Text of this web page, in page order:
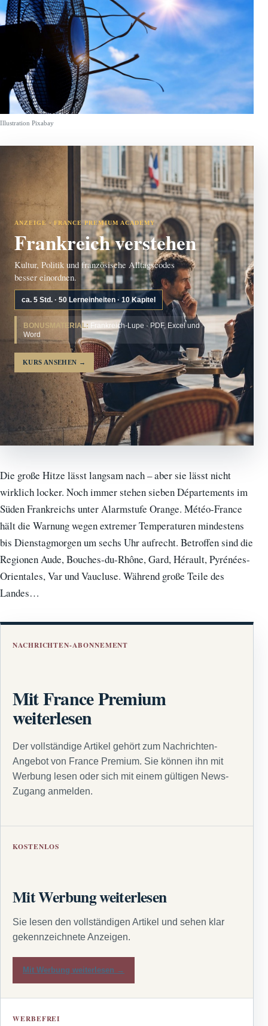
Illustration Pixabay
ANZEIGE · FRANCE PREMIUM ACADEMY
Frankreich verstehen
Kultur, Politik und französische Alltagscodes
besser einordnen.
ca. 5 Std. · 50 Lerneinheiten · 10 Kapitel
BONUSMATERIAL: Frankreich-Lupe · PDF, Excel und
Word
KURS ANSEHEN →
Die große Hitze lässt langsam nach – aber sie lässt nicht
wirklich locker. Noch immer stehen sieben Départements im
Süden Frankreichs unter Alarmstufe Orange. Météo-France
hält die Warnung wegen extremer Temperaturen mindestens
bis Dienstagmorgen um sechs Uhr aufrecht. Betroffen sind die
Regionen Aude, Bouches-du-Rhône, Gard, Hérault, Pyrénées-
Orientales, Var und Vaucluse. Während große Teile des
Landes…
NACHRICHTEN-ABONNEMENT
Mit France Premium
weiterlesen
Der vollständige Artikel gehört zum Nachrichten-
Angebot von France Premium. Sie können ihn mit
Werbung lesen oder sich mit einem gültigen News-
Zugang anmelden.
KOSTENLOS
Mit Werbung weiterlesen
Sie lesen den vollständigen Artikel und sehen klar
gekennzeichnete Anzeigen.
Mit Werbung weiterlesen →
WERBEFREI